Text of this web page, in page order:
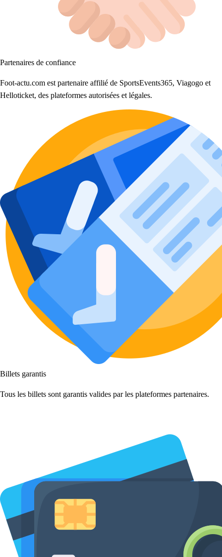
Partenaires de confiance
Foot-actu.com est partenaire affilié de SportsEvents365, Viagogo et
Helloticket, des plateformes autorisées et légales.
Billets garantis
Tous les billets sont garantis valides par les plateformes partenaires.